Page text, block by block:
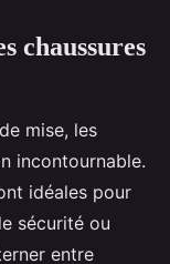
chaussures
mise, les
incontournable.
idéales pour
sécurité ou
entre